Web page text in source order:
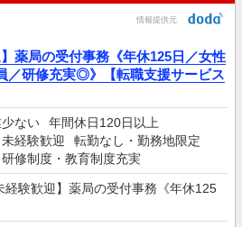
情報提供元
薬局の受付事務《年休125日／女性
／研修充実◎》【転職支援サービス
ない
年間休日120日以上
未経験歓迎
転勤なし・勤務地限定
研修制度・教育制度充実
経験歓迎】薬局の受付事務《年休125